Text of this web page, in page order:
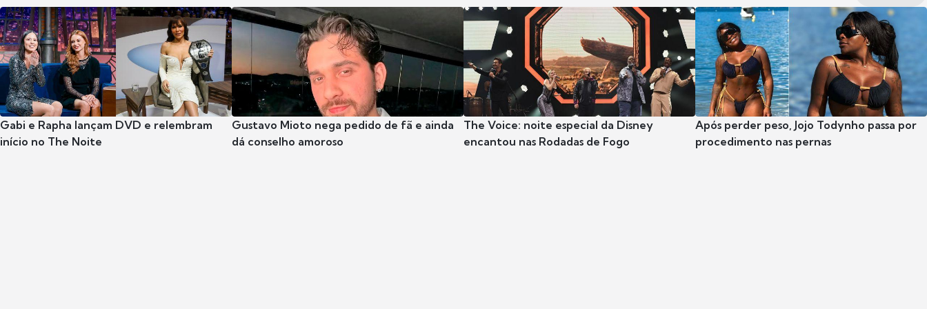
Gabi e Rapha lançam DVD e relembram
início no The Noite
Gustavo Mioto nega pedido de fã e ainda
dá conselho amoroso
The Voice: noite especial da Disney
encantou nas Rodadas de Fogo
Após perder peso, Jojo Todynho passa por
procedimento nas pernas